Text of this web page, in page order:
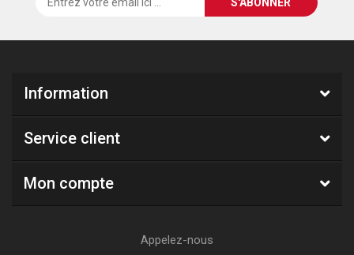
Information
Service client
Mon compte
Appelez-nous